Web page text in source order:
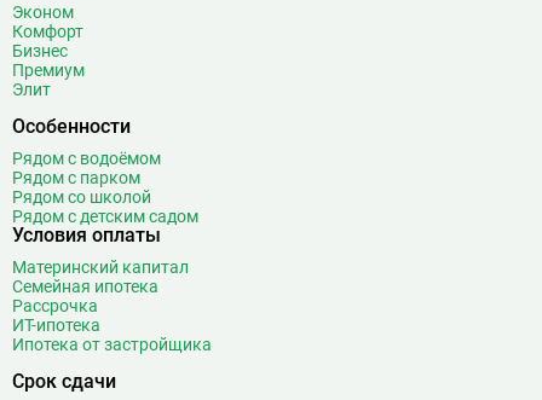
Эконом
Комфорт
Бизнес
Премиум
Элит
Особенности
Рядом с водоёмом
Рядом с парком
Рядом со школой
Рядом с детским садом
Условия оплаты
Материнский капитал
Семейная ипотека
Рассрочка
ИТ-ипотека
Ипотека от застройщика
Срок сдачи